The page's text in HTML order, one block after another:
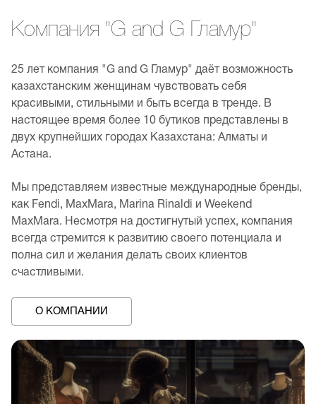
Компания "G and G Гламур"
25 лет компания "G and G Гламур" даёт возможность
казахстанским женщинам чувствовать себя
красивыми, стильными и быть всегда в тренде. В
настоящее время более 10 бутиков представлены в
двух крупнейших городах Казахстана: Алматы и
Астана.
Мы представляем известные международные бренды,
как Fendi, MaxMara, Marina Rinaldi и Weekend
MaxMara. Несмотря на достигнутый успех, компания
всегда стремится к развитию своего потенциала и
полна сил и желания делать своих клиентов
счастливыми.
О КОМПАНИИ